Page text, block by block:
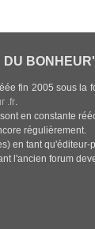
DU BONHEUR'
fin 2005 sous
.fr.
en constante
régulièrement.
en tant
l'ancien forum